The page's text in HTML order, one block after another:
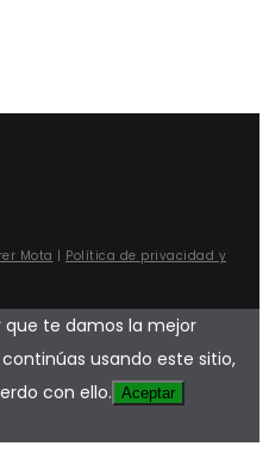
Mota | Política de privacidad y
que te damos la mejor
usando este sitio,
con ello. Aceptar